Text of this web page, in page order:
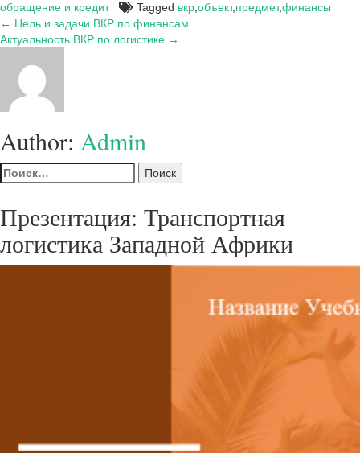
обращение и кредит
Tagged вкр объект,предмет,финансы
Навигация
по
записям
← Цель и задачи ВКР по финансам
Актуальность ВКР по логистике →
Author: Admin
Найти:
Презентация: Транспортная
логистика Западной Африки